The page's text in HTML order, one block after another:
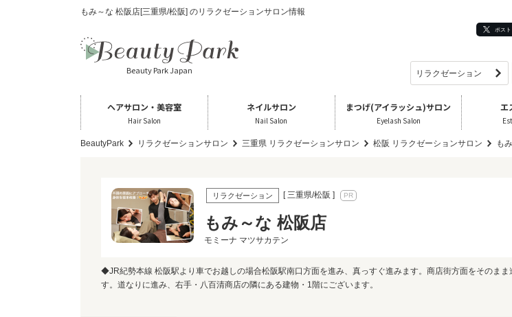
もみ～な 松阪店[三重県/松阪] のリラクゼーションサロン情報
ポスト
Beauty Park Japan
ヘアサロン・美容室
Hair Salon
ネイルサロン
Nail Salon
まつげ(アイラッシュ)サロン
Eyelash Salon
エ
BeautyPark リラクゼーションサロン 三重県 リラクゼーションサロン 松阪 リラクゼーションサロン も
リラクゼーション [ 三重県/松阪 ]
もみ～な 松阪店
モミーナ マツサカテン
◆JR紀勢本線 松阪駅より車でお越しの場合松阪駅南口方面を進み、真っすぐ進みます。商店街方面をそのまま
す。道なりに進み、右手・八百清商店の隣にある建物・1階にございます。